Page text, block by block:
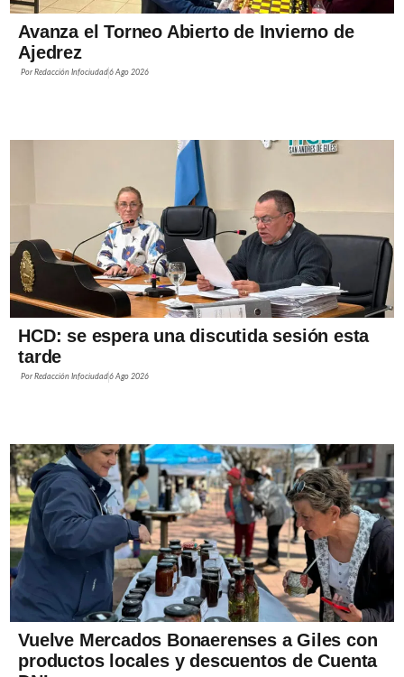
Avanza el Torneo Abierto de Invierno de
Ajedrez
PorRedacción Infociudad6 Ago 2026
HCD: se espera una discutida sesión esta
tarde
PorRedacción Infociudad6 Ago 2026
Vuelve Mercados Bonaerenses a Giles con
productos locales y descuentos de Cuenta